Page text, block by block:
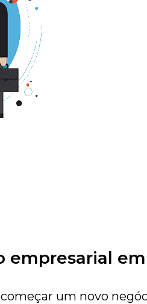
empresarial
um novo